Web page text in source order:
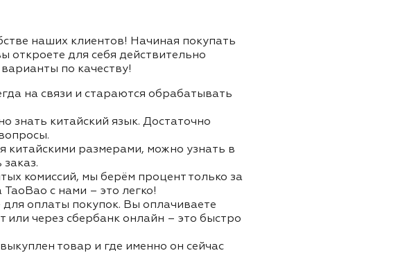
наших клиентов! Начиная покупать
откроете для себя действительно
по качеству!
на связи и стараются обрабатывать
знать китайский язык. Достаточно
размерами, можно узнать в
комиссий, мы берём процент только за
с нами – это легко!
для оплаты покупок. Вы оплачиваете
или через сбербанк онлайн – это быстро
товар и где именно он сейчас